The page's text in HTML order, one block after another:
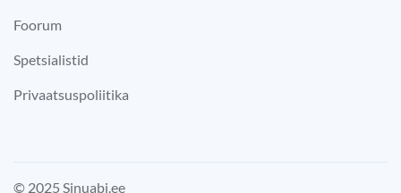
Foorum
Spetsialistid
Privaatsuspoliitika
© 2025 Sinuabi.ee